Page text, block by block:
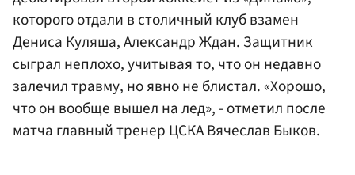
которого отдали в столичный клуб взамен
Дениса Куляша,Александр Ждан. Защитник
сыграл неплохо, учитывая то, что он недавно
залечил травму, но явно не блистал. «Хорошо,
что он вообще вышел на лед», - отметил после
матча главный тренер ЦСКА Вячеслав Быков.